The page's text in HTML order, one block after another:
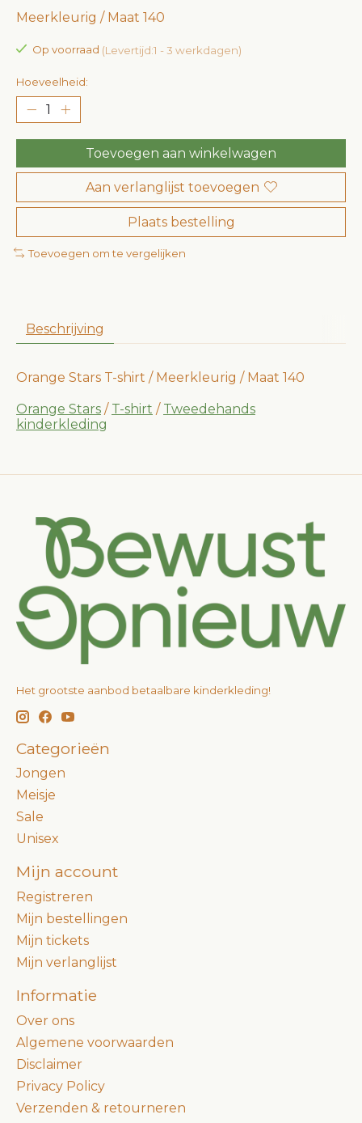
Meerkleurig / Maat 140
Op voorraad (Levertijd:1 - 3 werkdagen)
Hoeveelheid:
Toevoegen aan winkelwagen
Aan verlanglijst toevoegen
Plaats bestelling
Toevoegen om te vergelijken
Beschrijving
Orange Stars T-shirt / Meerkleurig / Maat 140
Orange Stars / T-shirt / Tweedehands
kinderkleding
Het grootste aanbod betaalbare kinderkleding!
Categorieën
Jongen
Meisje
Sale
Unisex
Mijn account
Registreren
Mijn bestellingen
Mijn tickets
Mijn verlanglijst
Informatie
Over ons
Algemene voorwaarden
Disclaimer
Privacy Policy
Verzenden & retourneren